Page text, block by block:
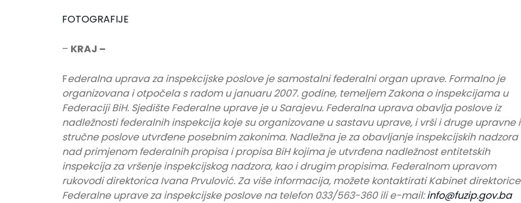
FOTOGRAFIJE
– KRAJ –
Federalna uprava za inspekcijske poslove je samostalni federalni organ uprave. Formalno je
organizovana i otpočela s radom u januaru 2007. godine, temeljem Zakona o inspekcijama u
Federaciji BiH. Sjedište Federalne uprave je u Sarajevu. Federalna uprava obavlja poslove iz
nadležnosti federalnih inspekcija koje su organizovane u sastavu uprave, i vrši i druge upravne i
stručne poslove utvrđene posebnim zakonima. Nadležna je za obavljanje inspekcijskih nadzora
nad primjenom federalnih propisa i propisa BiH kojima je utvrđena nadležnost entitetskih
inspekcija za vršenje inspekcijskog nadzora, kao i drugim propisima. Federalnom upravom
rukovodi direktorica Ivana Prvulović. Za više informacija, možete kontaktirati Kabinet direktorice
Federalne uprave za inspekcijske poslove na telefon 033/563-360 ili e-mail:info@fuzip.gov.ba